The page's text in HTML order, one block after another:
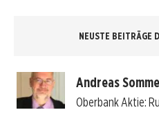
NEUSTE BEITRÄGE
Andreas
Oberbank Aktie: